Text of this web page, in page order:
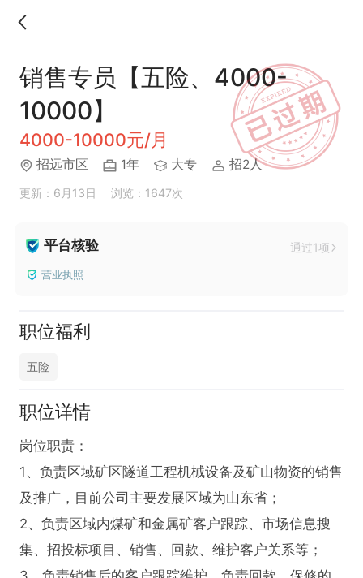
销售专员【五险、4000-
10000】
4000-10000元/月
招远市区 1年 大专 招2人
更新：6月13日 浏览：1647次
平台核验 通过1项
营业执照
职位福利
五险
职位详情
岗位职责：
1、负责区域矿区隧道工程机械设备及矿山物资的销售
及推广，目前公司主要发展区域为山东省；
2、负责区域内煤矿和金属矿客户跟踪、市场信息搜
集、招投标项目、销售、回款、维护客户关系等；